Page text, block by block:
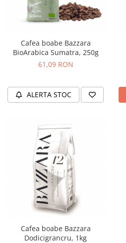
Cafea boabe Bazzara
BioArabica Sumatra, 250g
61,09 RON
ALERTA STOC
Cafea boabe Bazzara
Dodicigrancru, 1kg